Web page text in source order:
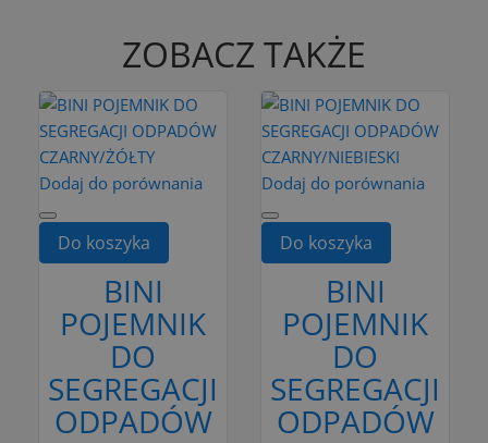
ZOBACZ TAKŻE
Dodaj do porównania
Do koszyka
BINI
POJEMNIK
DO
SEGREGACJI
ODPADÓW
Dodaj do porównania
Do koszyka
BINI
POJEMNIK
DO
SEGREGACJI
ODPADÓW